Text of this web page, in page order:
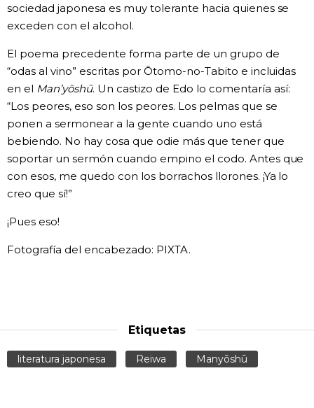
sociedad japonesa es muy tolerante hacia quienes se
exceden con el alcohol.
El poema precedente forma parte de un grupo de
“odas al vino” escritas por Ōtomo-no-Tabito e incluidas
en el Man’yōshū. Un castizo de Edo lo comentaría así:
“Los peores, eso son los peores. Los pelmas que se
ponen a sermonear a la gente cuando uno está
bebiendo. No hay cosa que odie más que tener que
soportar un sermón cuando empino el codo. Antes que
con esos, me quedo con los borrachos llorones. ¡Ya lo
creo que sí!”
¡Pues eso!
Fotografía del encabezado: PIXTA.
Etiquetas
literatura japonesa Reiwa Manyōshū